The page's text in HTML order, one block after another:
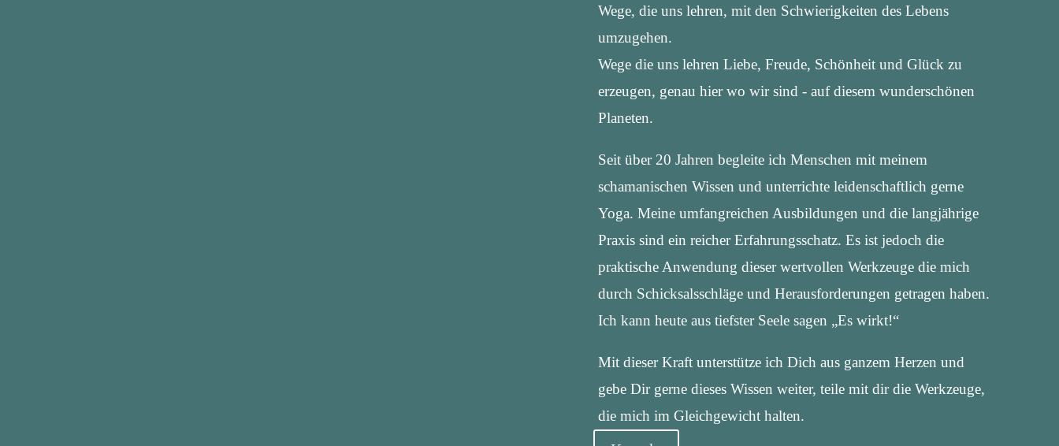
Wege, die uns lehren, mit den Schwierigkeiten des Lebens
umzugehen.
Wege die uns lehren Liebe, Freude, Schönheit und Glück zu
erzeugen, genau hier wo wir sind - auf diesem wunderschönen
Planeten.
Seit über 20 Jahren begleite ich Menschen mit meinem
schamanischen Wissen und unterrichte leidenschaftlich gerne
Yoga. Meine umfangreichen Ausbildungen und die langjährige
Praxis sind ein reicher Erfahrungsschatz. Es ist jedoch die
praktische Anwendung dieser wertvollen Werkzeuge die mich
durch Schicksalsschläge und Herausforderungen getragen haben.
Ich kann heute aus tiefster Seele sagen „Es wirkt!“
Mit dieser Kraft unterstütze ich Dich aus ganzem Herzen und
gebe Dir gerne dieses Wissen weiter, teile mit dir die Werkzeuge,
die mich im Gleichgewicht halten.